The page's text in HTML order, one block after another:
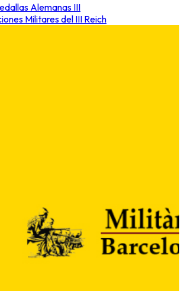
Alemanas III
Militares del III Reich